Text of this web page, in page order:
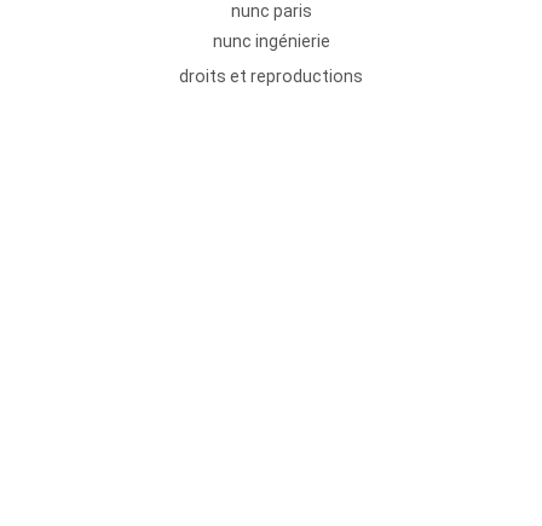
nunc paris
nunc ingénierie
droits et reproductions